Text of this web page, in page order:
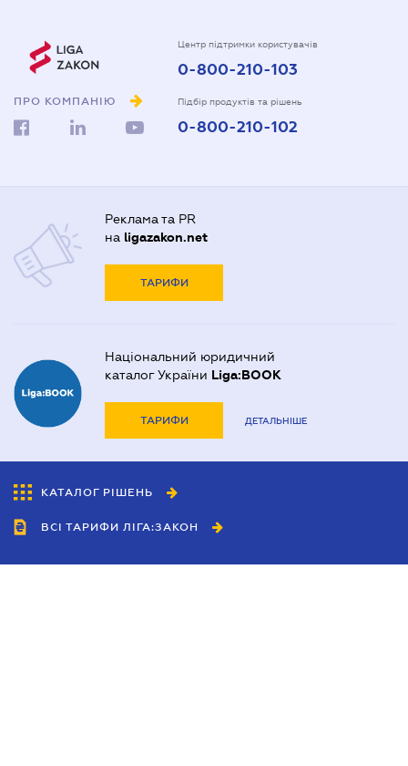
ПРО КОМПАНІЮ
Центр підтримки користувачів
0-800-210-103
Підбір продуктів та рішень
0-800-210-102
Реклама та PR
на ligazakon.net
ТАРИФИ
Національний юридичний
каталог України Liga:BOOK
ТАРИФИ ДЕТАЛЬНІШЕ
КАТАЛОГ РІШЕНЬ
ВСІ ТАРИФИ ЛІГА:ЗАКОН